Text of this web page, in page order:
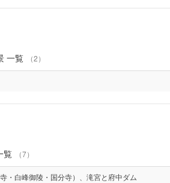
一覧 （2）
覧 （7）
・白峰御陵・国分寺）、滝宮と府中ダム